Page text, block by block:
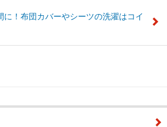
に！布団カバーやシーツの洗濯はコイ